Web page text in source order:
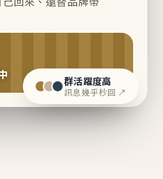
群活躍度高
訊息幾乎秒回 ↗